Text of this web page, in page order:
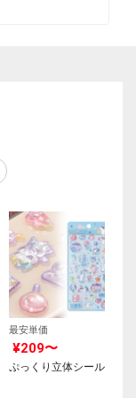
最安単価
¥209〜
ぷっくり立体シール